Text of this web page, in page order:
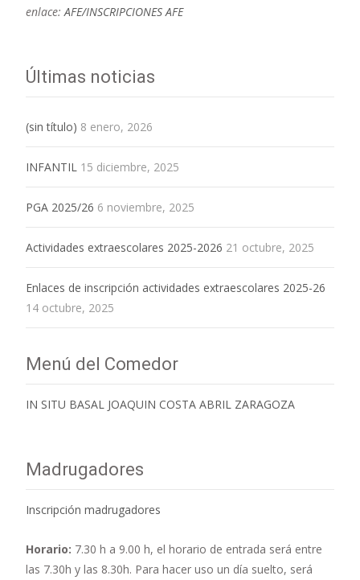
enlace: AFE/INSCRIPCIONES AFE
Últimas noticias
(sin título) 8 enero, 2026
INFANTIL 15 diciembre, 2025
PGA 2025/26 6 noviembre, 2025
Actividades extraescolares 2025-2026 21 octubre, 2025
Enlaces de inscripción actividades extraescolares 2025-26
14 octubre, 2025
Menú del Comedor
IN SITU BASAL JOAQUIN COSTA ABRIL ZARAGOZA
Madrugadores
Inscripción madrugadores
Horario: 7.30 h a 9.00 h, el horario de entrada será entre
las 7.30h y las 8.30h. Para hacer uso un día suelto, será